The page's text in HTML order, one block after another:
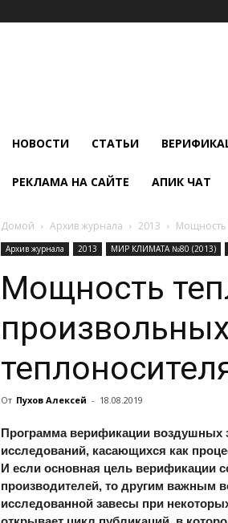
НОВОСТИ СТАТЬИ
РЕКЛАМА НА САЙТЕ АПИК ЧАТ
Домой Архив журнала 2013 Мощность
Архив журнала 2013 МИР КЛИМАТА №80 (2013)
Мощность
От Пухов Алексей - 18.08.2019
Программа верификации воздушных
исследований, касающихся как
И если основная цель верификации
производителей, то другим важным
исследованной завесы при